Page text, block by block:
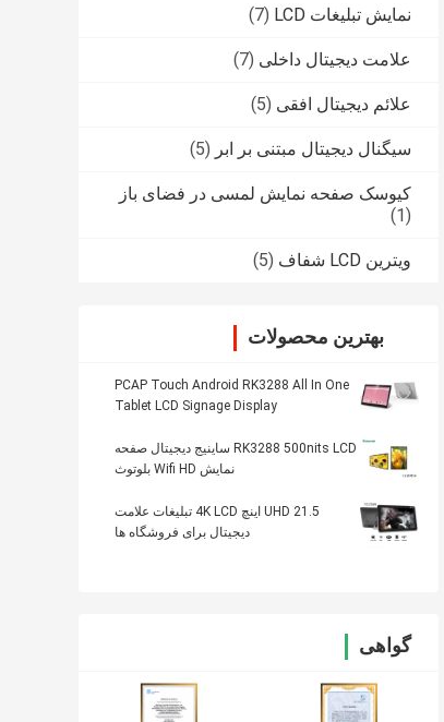
نمایش تبلیغات LCD (7)
علامت دیجیتال داخلی (7)
علائم دیجیتال افقی (5)
سیگنال دیجیتال مبتنی بر ابر (5)
کیوسک صفحه نمایش لمسی در فضای باز
(1)
ویترین LCD شفاف (5)
بهترین محصولات
PCAP Touch Android RK3288 All In One
Tablet LCD Signage Display
RK3288 500nits LCD ساینیج دیجیتال صفحه
نمایش Wifi HD بلوتوث
UHD 21.5 اینچ 4K LCD تبلیغات علامت
دیجیتال برای فروشگاه ها
گواهی